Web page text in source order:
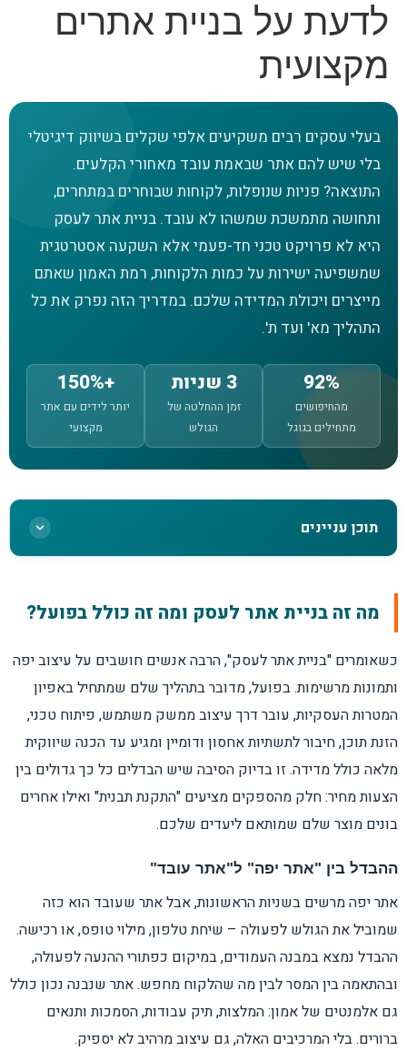
לדעת על בניית אתרים
מקצועית
בעלי עסקים רבים משקיעים אלפי שקלים בשיווק דיגיטלי
בלי שיש להם אתר שבאמת עובד מאחורי הקלעים.
התוצאה? פניות שנופלות, לקוחות שבוחרים במתחרים,
ותחושה מתמשכת שמשהו לא עובד. בניית אתר לעסק
היא לא פרויקט טכני חד-פעמי אלא השקעה אסטרטגית
שמשפיעה ישירות על כמות הלקוחות, רמת האמון שאתם
מייצרים ויכולת המדידה שלכם. במדריך הזה נפרק את כל
התהליך מא' ועד ת'.
92%
מהחיפושים
מתחילים בגוגל
3 שניות
זמן ההחלטה של
הגולש
+150%
יותר לידים עם אתר
מקצועי
תוכן עניינים
כמה עולה בניית אתר לעסק ומה משפיע על
המחיר?
השוואה: אתר תדמית, חנות אונליין ודף נחיתה
טעויות שעולות ביוקר בבניית אתר
וורדפרס מול מערכת סגורה – איך בוחרים?
מהירות, מובייל ו-SEO טכני
מה זה בניית אתר לעסק ומה זה כולל בפועל?
כשאומרים "בניית אתר לעסק", הרבה אנשים חושבים על עיצוב יפה
ותמונות מרשימות. בפועל, מדובר בתהליך שלם שמתחיל באפיון
המטרות העסקיות, עובר דרך עיצוב ממשק משתמש, פיתוח טכני,
הזנת תוכן, חיבור לתשתיות אחסון ודומיין ומגיע עד הכנה שיווקית
מלאה כולל מדידה. זו בדיוק הסיבה שיש הבדלים כל כך גדולים בין
הצעות מחיר: חלק מהספקים מציעים "התקנת תבנית" ואילו אחרים
בונים מוצר שלם שמותאם ליעדים שלכם.
ההבדל בין "אתר יפה" ל"אתר עובד"
אתר יפה מרשים בשניות הראשונות, אבל אתר שעובד הוא כזה
שמוביל את הגולש לפעולה – שיחת טלפון, מילוי טופס, או רכישה.
ההבדל נמצא במבנה העמודים, במיקום כפתורי ההנעה לפעולה,
ובהתאמה בין המסר לבין מה שהלקוח מחפש. אתר שנבנה נכון כולל
גם אלמנטים של אמון: המלצות, תיק עבודות, הסמכות ותנאים
ברורים. בלי המרכיבים האלה, גם עיצוב מרהיב לא יספיק.